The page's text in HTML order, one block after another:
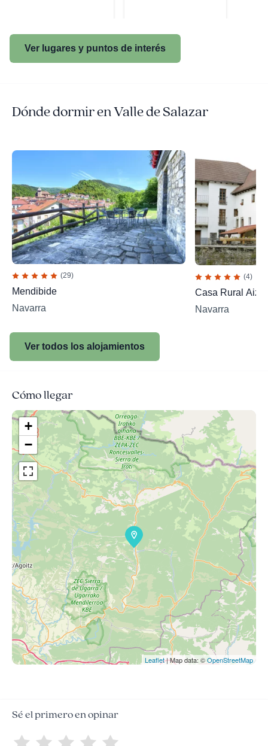
Ver lugares y puntos de interés
Dónde dormir en Valle de Salazar
(29)
Mendibide
Navarra
(4)
Casa Rural
Navarra
Ver todos los alojamientos
Cómo llegar
+
−
Leaflet| Map data: ©OpenStreetMap
Sé el primero en opinar